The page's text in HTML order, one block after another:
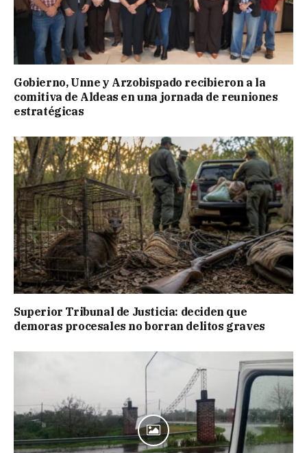
Gobierno, Unne y Arzobispado recibieron a la
comitiva de Aldeas en una jornada de reuniones
estratégicas
Superior Tribunal de Justicia: deciden que
demoras procesales no borran delitos graves